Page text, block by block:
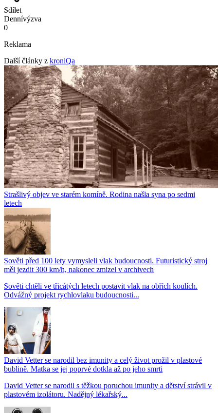
Sdílet
Dennívýzva
0
Reklama
Další články z kroniQa
Strašlivý objev ve starém komíně. Rodina našla syna po sedmi
letech
Sověti před 100 lety vymysleli vlak budoucnosti. Futuristický stroj
měl jezdit 300 km/h, nakonec zmizel v archivech
Sověti chtěli ve třicátých letech postavit vlak na obřích koulích.
Odvážný projekt rychlovlaku budoucnosti...
David Vetter se narodil bez imunity a celý život prožil v plastové
bublině. Matka se jej poprvé dotkla až po jeho smrti
David Vetter se narodil s těžkou poruchou imunity a dětství strávil v
plastovém izolátoru. Nadějný lékařský...